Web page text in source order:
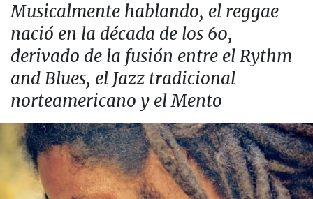
Musicalmente hablando, el reggae
nació en la década de los 60,
derivado de la fusión entre el Rythm
and Blues, el Jazz tradicional
norteamericano y el Mento